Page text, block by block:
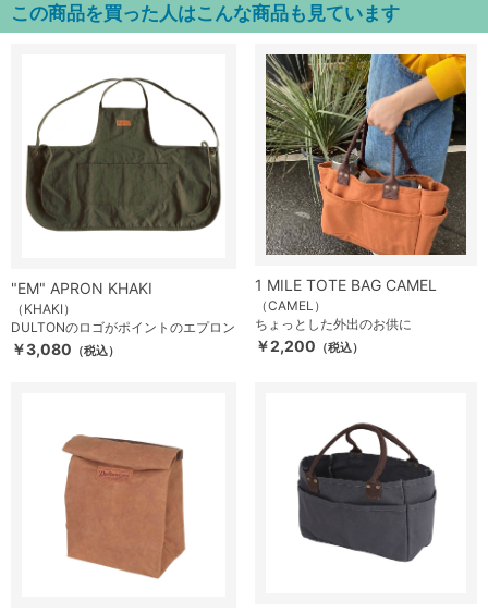
この商品を買った人はこんな商品も見ています
"EM" APRON KHAKI
（KHAKI）
DULTONのロゴがポイントのエプロン
￥3,080 （税込）
1 MILE TOTE BAG CAMEL
（CAMEL）
ちょっとした外出のお供に
￥2,200 （税込）